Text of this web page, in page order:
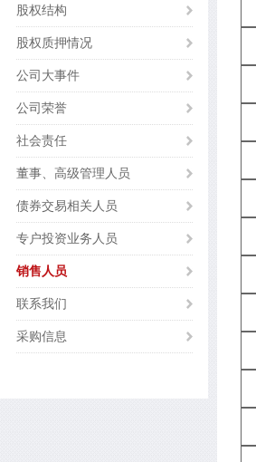
股权结构
股权质押情况
公司大事件
公司荣誉
社会责任
董事、高级管理人员
债券交易相关人员
专户投资业务人员
销售人员
联系我们
采购信息